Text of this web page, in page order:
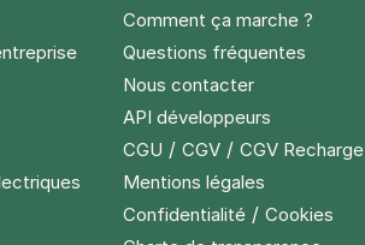
Comment ça marche ?
Questions fréquentes
Nous contacter
API développeurs
CGU / CGV/ CGV Recharge
Mentions légales
Confidentialité/ Cookies